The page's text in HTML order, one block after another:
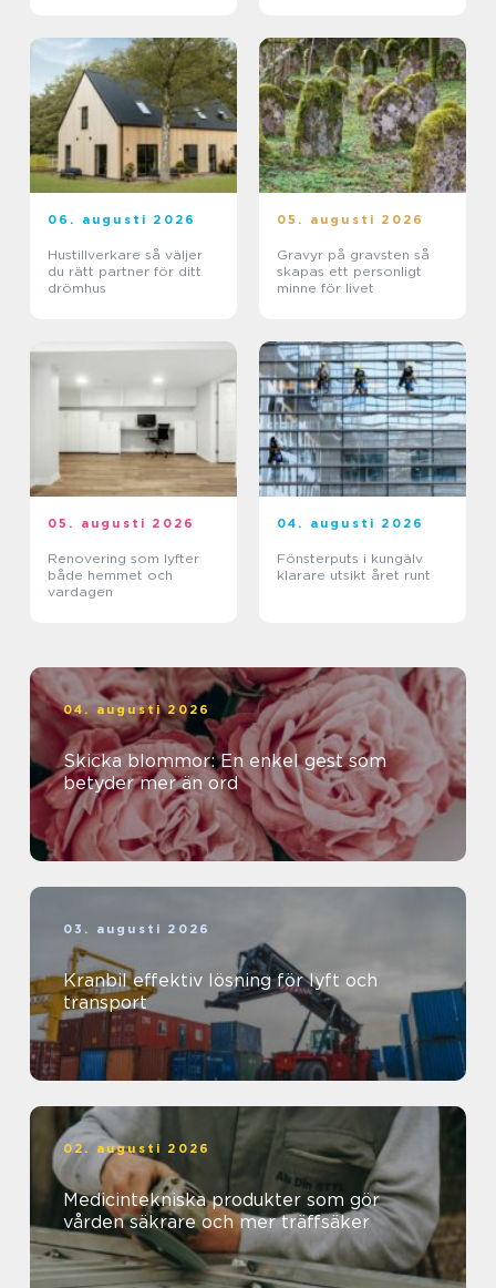
06. augusti 2026
Hustillverkare så väljer
du rätt partner för ditt
drömhus
05. augusti 2026
Gravyr på gravsten så
skapas ett personligt
minne för livet
05. augusti 2026
Renovering som lyfter
både hemmet och
vardagen
04. augusti 2026
Fönsterputs i kungälv
klarare utsikt året runt
04. augusti 2026
Skicka blommor: En enkel gest som
betyder mer än ord
03. augusti 2026
Kranbil effektiv lösning för lyft och
transport
02. augusti 2026
Medicintekniska produkter som gör
vården säkrare och mer träffsäker